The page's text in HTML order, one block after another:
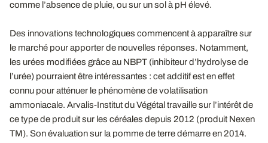
comme l’absence de pluie, ou sur un sol à pH élevé.
Des innovations technologiques commencent à apparaître sur
le marché pour apporter de nouvelles réponses. Notamment,
les urées modifiées grâce au NBPT (inhibiteur d’hydrolyse de
l’urée) pourraient être intéressantes : cet additif est en effet
connu pour atténuer le phénomène de volatilisation
ammoniacale. Arvalis-Institut du Végétal travaille sur l’intérêt de
ce type de produit sur les céréales depuis 2012 (produit Nexen
TM). Son évaluation sur la pomme de terre démarre en 2014.